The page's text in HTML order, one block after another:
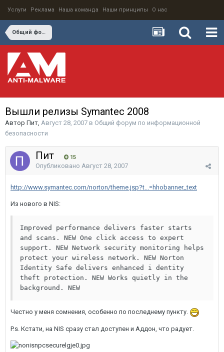
Услуги Реклама Наша команда Наши принципы О нас
Общий форум по информационной безопасности
Вышли релизы Symantec 2008
Автор Пит, Август 28, 2007 в Общий форум по информационной
безопасности
Пит 15
Опубликовано Август 28, 2007
http://www.symantec.com/norton/theme.jsp?t...=hhobanner_text
Из нового в NIS:
Improved performance delivers faster starts
and scans. NEW One click access to expert
support. NEW Network security monitoring helps
protect your wireless network. NEW Norton
Identity Safe delivers enhanced i dentity
theft protection. NEW Works quietly in the
background. NEW
Честно у меня сомнения, особенно по последнему пункту.
P.s. Кстати, на NIS сразу стал доступен и Аддон, что радует.